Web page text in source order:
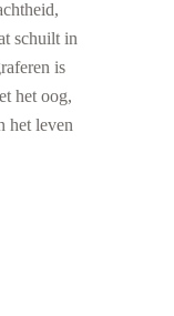
schuilt in
is
het oog,
het leven